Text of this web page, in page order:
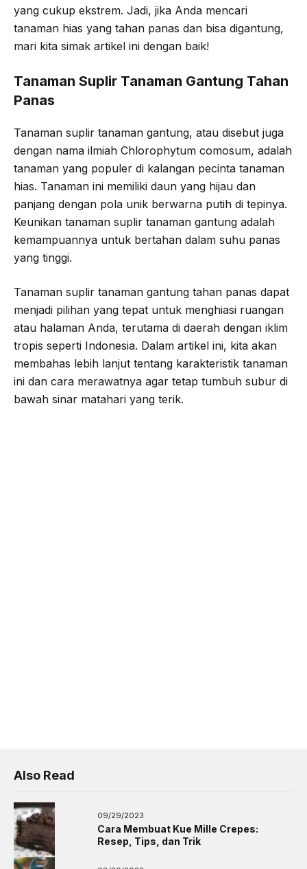
yang cukup ekstrem. Jadi, jika Anda mencari
tanaman hias yang tahan panas dan bisa digantung,
mari kita simak artikel ini dengan baik!
Tanaman Suplir Tanaman Gantung Tahan
Panas
Tanaman suplir tanaman gantung, atau disebut juga
dengan nama ilmiah Chlorophytum comosum, adalah
tanaman yang populer di kalangan pecinta tanaman
hias. Tanaman ini memiliki daun yang hijau dan
panjang dengan pola unik berwarna putih di tepinya.
Keunikan tanaman suplir tanaman gantung adalah
kemampuannya untuk bertahan dalam suhu panas
yang tinggi.
Tanaman suplir tanaman gantung tahan panas dapat
menjadi pilihan yang tepat untuk menghiasi ruangan
atau halaman Anda, terutama di daerah dengan iklim
tropis seperti Indonesia. Dalam artikel ini, kita akan
membahas lebih lanjut tentang karakteristik tanaman
ini dan cara merawatnya agar tetap tumbuh subur di
bawah sinar matahari yang terik.
Also Read
09/29/2023
Cara Membuat Kue Mille Crepes:
Resep, Tips, dan Trik